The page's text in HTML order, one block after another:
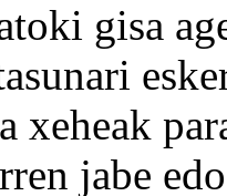
gisa
xeheak
jabe